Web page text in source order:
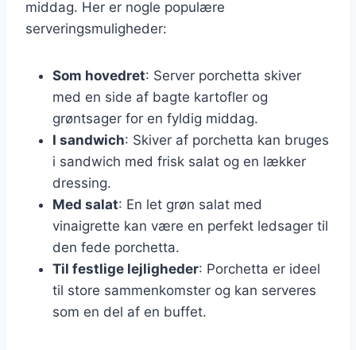
middag. Her er nogle populære
serveringsmuligheder:
Som hovedret: Server porchetta skiver
med en side af bagte kartofler og
grøntsager for en fyldig middag.
I sandwich: Skiver af porchetta kan bruges
i sandwich med frisk salat og en lækker
dressing.
Med salat: En let grøn salat med
vinaigrette kan være en perfekt ledsager til
den fede porchetta.
Til festlige lejligheder: Porchetta er ideel
til store sammenkomster og kan serveres
som en del af en buffet.